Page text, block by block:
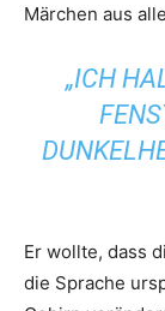
Märchen aus
„ICH
Er wollte, dass
die Sprache